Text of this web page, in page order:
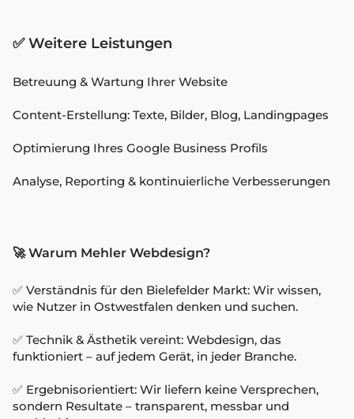
✅ Weitere Leistungen
Betreuung & Wartung Ihrer Website
Content-Erstellung: Texte, Bilder, Blog, Landingpages
Optimierung Ihres Google Business Profils
Analyse, Reporting & kontinuierliche Verbesserungen
🚀 Warum Mehler Webdesign?
✅ Verständnis für den Bielefelder Markt: Wir wissen,
wie Nutzer in Ostwestfalen denken und suchen.
✅ Technik & Ästhetik vereint: Webdesign, das
funktioniert – auf jedem Gerät, in jeder Branche.
✅ Ergebnisorientiert: Wir liefern keine Versprechen,
sondern Resultate – transparent, messbar und